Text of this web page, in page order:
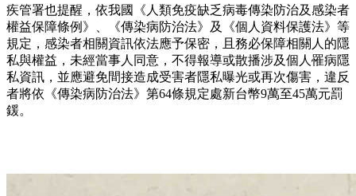
疾管署也提醒，依我國《人類免疫缺乏病毒傳染防治及感染者
權益保障條例》、《傳染病防治法》及《個人資料保護法》等
規定，感染者相關資訊依法應予保密，且務必保障相關人的隱
私與權益，未經當事人同意，不得報導或散播涉及個人罹病隱
私資訊，並應避免間接造成受害者隱私曝光或再次傷害，違反
者將依《傳染病防治法》第64條規定處新台幣9萬至45萬元罰
鍰。